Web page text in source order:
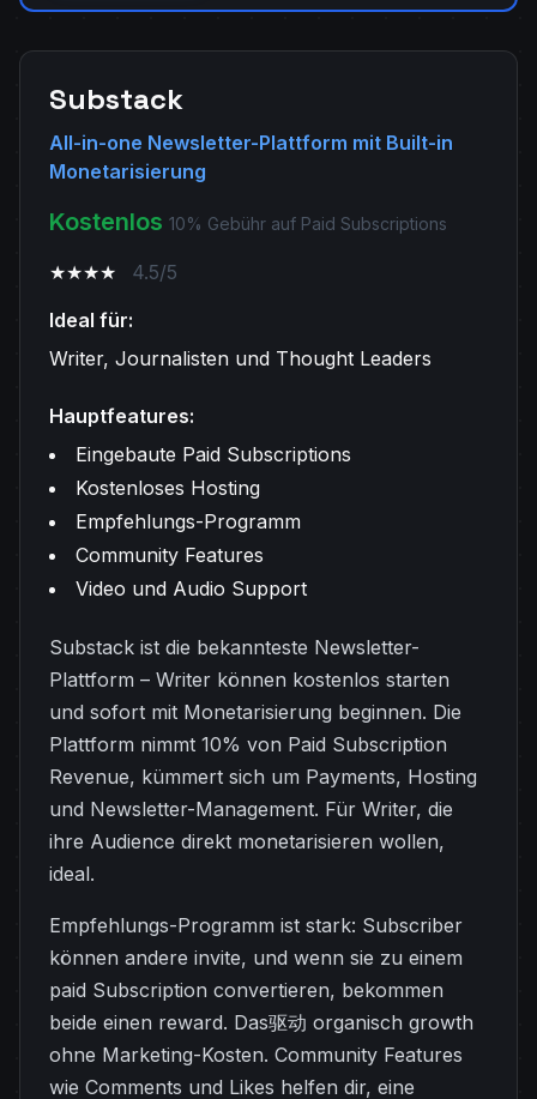
Substack
All-in-one Newsletter-Plattform mit Built-in
Monetarisierung
Kostenlos 10% Gebühr auf Paid Subscriptions
★★★★
4.5/5
Ideal für:
Writer, Journalisten und Thought Leaders
Hauptfeatures:
Eingebaute Paid Subscriptions
Kostenloses Hosting
Empfehlungs-Programm
Community Features
Video und Audio Support
Substack ist die bekannteste Newsletter-
Plattform – Writer können kostenlos starten
und sofort mit Monetarisierung beginnen. Die
Plattform nimmt 10% von Paid Subscription
Revenue, kümmert sich um Payments, Hosting
und Newsletter-Management. Für Writer, die
ihre Audience direkt monetarisieren wollen,
ideal.
Empfehlungs-Programm ist stark: Subscriber
können andere invite, und wenn sie zu einem
paid Subscription convertieren, bekommen
beide einen reward. Das驱动 organisch growth
ohne Marketing-Kosten. Community Features
wie Comments und Likes helfen dir, eine